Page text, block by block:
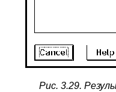
Рис. 3.29.